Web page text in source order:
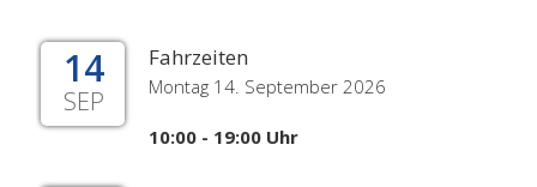
14
SEP
Fahrzeiten
Montag 14. September 2026
10:00 - 19:00 Uhr